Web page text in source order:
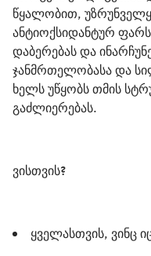
წყალობით,
ანტიოქსიდანტურ
დაბერებას და
ჯანმრთელობასა და
ხელს უწყობს თმის
გაძლიერებას.
ვისთვის?
ყველასთვის, ვინც